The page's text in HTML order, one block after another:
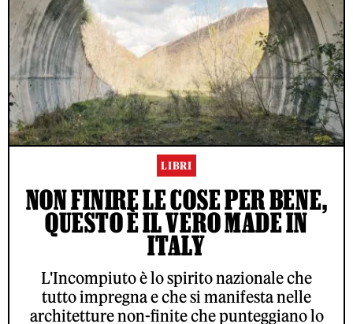
LIBRI
NON FINIRE LE COSE PER BENE,
QUESTO È IL VERO MADE IN
ITALY
L'Incompiuto è lo spirito nazionale che
tutto impregna e che si manifesta nelle
architetture non-finite che punteggiano lo